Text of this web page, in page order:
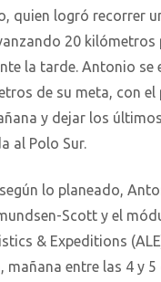
quien logró recorrer
20 kilómetros
la tarde. Antonio se
de su meta, con el
y dejar los
al Polo Sur.
lo planeado,
Scott y el
& Expeditions
mañana entre las 4 y